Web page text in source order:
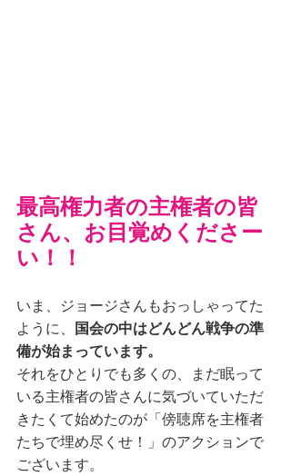
最高権力者の主権者の皆
さん、お目覚めくださー
い！！
いま、ジョージさんもおっしゃってた
ように、
国会の中はどんどん戦争の準
備が始まっています。
それをひとりでも多くの、まだ眠って
いる主権者の皆さんに気づいていただ
きたくて始めたのが「傍聴席を主権者
たちで埋め尽くせ！」のアクションで
ございます。